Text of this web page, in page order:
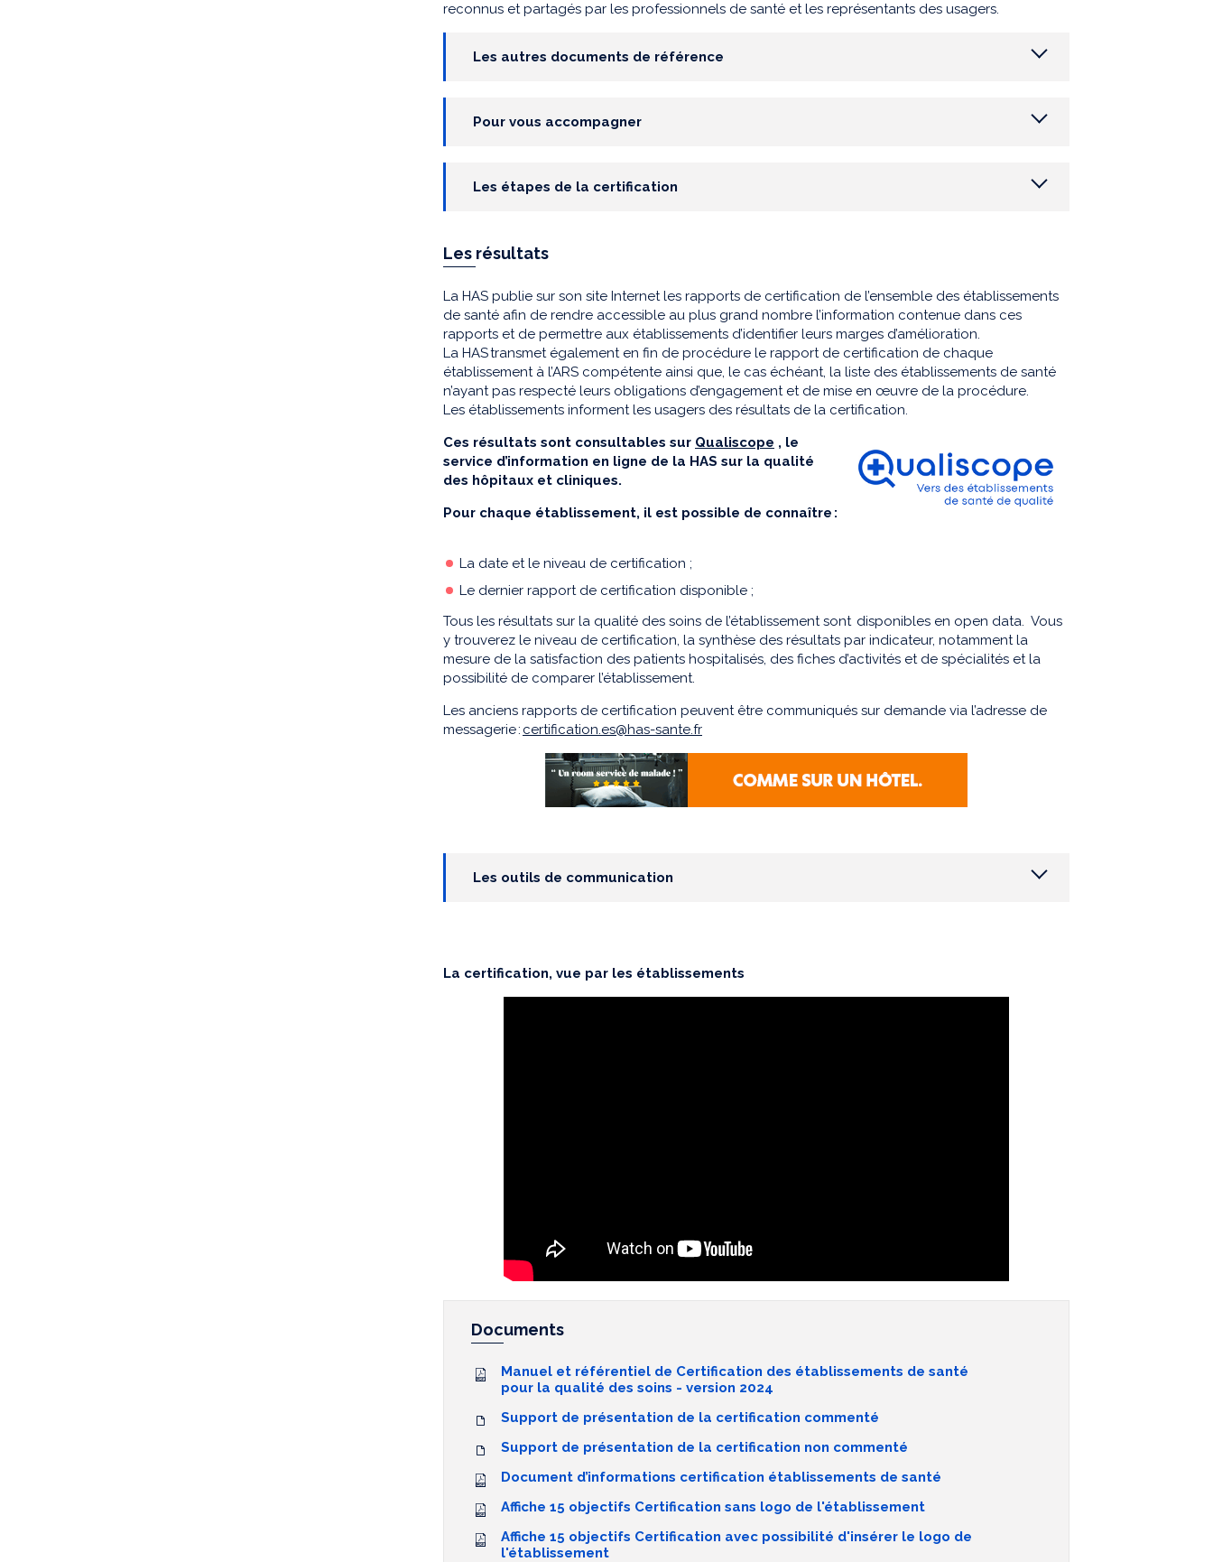
reconnus et partagés par les professionnels de santé et les représentants des usagers.
Les autres documents de référence
Pour vous accompagner
Les étapes de la certification
Les résultats
La HAS publie sur son site Internet les rapports de certification de l’ensemble des établissements
de santé afin de rendre accessible au plus grand nombre l’information contenue dans ces
rapports et de permettre aux établissements d’identifier leurs marges d’amélioration.
La HAS transmet également en fin de procédure le rapport de certification de chaque
établissement à l’ARS compétente ainsi que, le cas échéant, la liste des établissements de santé
n’ayant pas respecté leurs obligations d’engagement et de mise en œuvre de la procédure.
Les établissements informent les usagers des résultats de la certification.
Ces résultats sont consultables sur Qualiscope , le
service d’information en ligne de la HAS sur la qualité
des hôpitaux et cliniques.
Pour chaque établissement, il est possible de connaître :
La date et le niveau de certification ;
Le dernier rapport de certification disponible ;
Tous les résultats sur la qualité des soins de l’établissement sont disponibles en open data. Vous
y trouverez le niveau de certification, la synthèse des résultats par indicateur, notamment la
mesure de la satisfaction des patients hospitalisés, des fiches d’activités et de spécialités et la
possibilité de comparer l’établissement.
Les anciens rapports de certification peuvent être communiqués sur demande via l’adresse de
messagerie : certification.es@has-sante.fr
Les outils de communication
La certification, vue par les établissements
Documents
Manuel et référentiel de Certification des établissements de santé
pour la qualité des soins - version 2024
Support de présentation de la certification commenté
Support de présentation de la certification non commenté
Document d’informations certification établissements de santé
Affiche 15 objectifs Certification sans logo de l'établissement
Affiche 15 objectifs Certification avec possibilité d'insérer le logo de
l'établissement